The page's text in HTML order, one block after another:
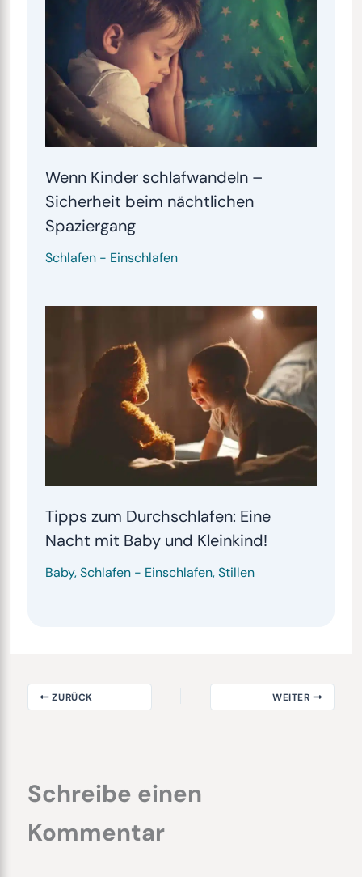
Wenn Kinder schlafwandeln –
Sicherheit beim nächtlichen
Spaziergang
Schlafen- Einschlafen
Tipps zum Durchschlafen: Eine
Nacht mit Baby und Kleinkind!
Baby,Schlafen- Einschlafen,Stillen
ZURÜCK WEITER
Schreibe einen
Kommentar